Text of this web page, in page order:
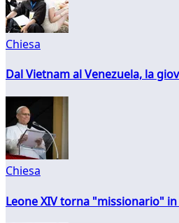
Chiesa
Dal Vietnam al Venezuela, la
Chiesa
Leone XIV torna "missionario"